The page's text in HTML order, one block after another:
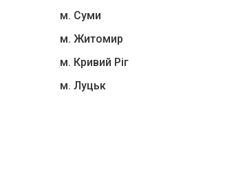
м. Суми
м. Житомир
м. Кривий Ріг
м. Луцьк